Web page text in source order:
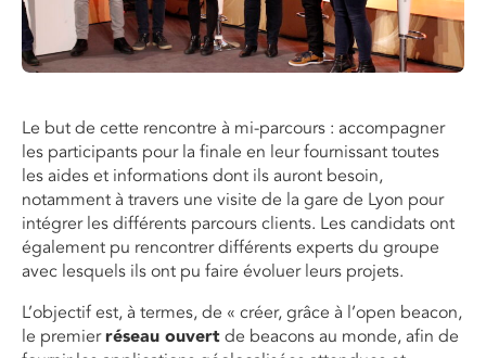
Le but de cette rencontre à mi-parcours : accompagner
les participants pour la finale en leur fournissant toutes
les aides et informations dont ils auront besoin,
notamment à travers une visite de la gare de Lyon pour
intégrer les différents parcours clients. Les candidats ont
également pu rencontrer différents experts du groupe
avec lesquels ils ont pu faire évoluer leurs projets.
L’objectif est, à termes, de « créer, grâce à l’open beacon,
le premierréseau ouvert de beacons au monde, afin de